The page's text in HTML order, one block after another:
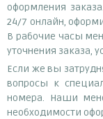
оформления
24/7 онлайн,
В рабочие часы
уточнения заказа,
Если же вы
вопросы к
номера. Наши
необходимости